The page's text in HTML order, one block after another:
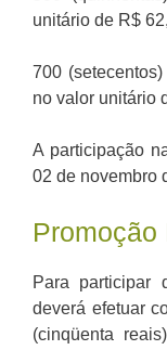
unitário de R$
700
no valor unitário
A participação
02 de novembro
Promoção
Para participar
deverá efetuar
(cinqüenta